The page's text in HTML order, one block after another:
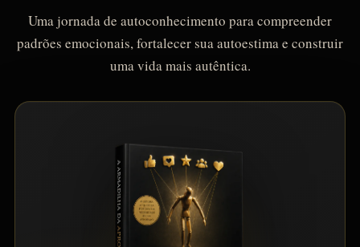
Uma jornada de autoconhecimento para compreender
padrões emocionais, fortalecer sua autoestima e construir
uma vida mais autêntica.